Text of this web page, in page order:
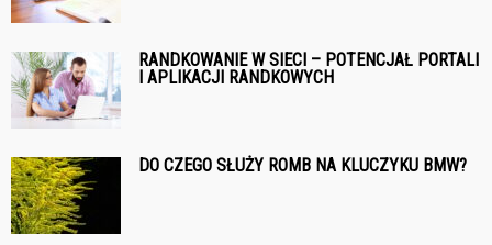
RANDKOWANIE W SIECI – POTENCJAŁ PORTALI
I APLIKACJI RANDKOWYCH
DO CZEGO SŁUŻY ROMB NA KLUCZYKU BMW?